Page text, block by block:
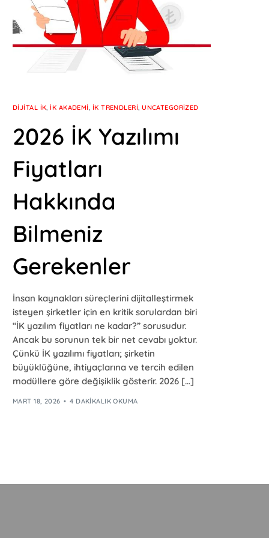
DIJITAL İK, İK AKADEMI, İK TRENDLERI,UNCATEGORIZED
2026 İK Yazılımı
Fiyatları
Hakkında
Bilmeniz
Gerekenler
İnsan kaynakları süreçlerini dijitalleştirmek
isteyen şirketler için en kritik sorulardan biri
“İK yazılım fiyatları ne kadar?” sorusudur.
Ancak bu sorunun tek bir net cevabı yoktur.
Çünkü İK yazılımı fiyatları; şirketin
büyüklüğüne, ihtiyaçlarına ve tercih edilen
modüllere göre değişiklik gösterir. 2026 […]
MART 18, 2026 4 DAKIKALIK OKUMA